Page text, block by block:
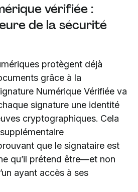
vérifiée :
de la sécurité
protègent déjà
grâce à la
Numérique Vérifiée va
signature une identité
cryptographiques. Cela
que le signataire est
qu’il prétend être—et non
ayant accès à ses